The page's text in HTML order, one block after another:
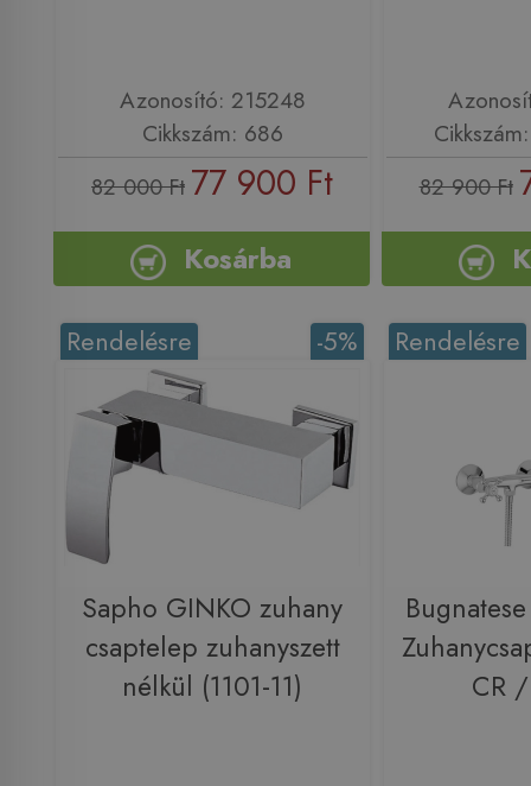
Azonosító: 215248
Cikkszám: 686
82 000 Ft 77 900 Ft
Kosárba
82 900 Ft
-5%
Rendelésre
Sapho GINKO zuhany
csaptelep zuhanyszett
nélkül (1101-11)
Rendelésre
CR